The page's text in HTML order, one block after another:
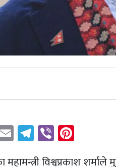
EmailTelegram
Viber
महामन्त्री विश्वप्रकाश